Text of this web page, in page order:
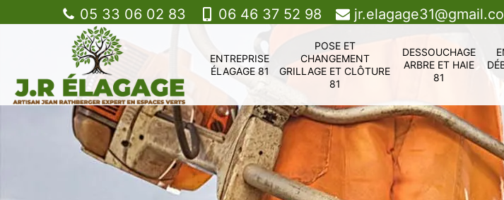
05 33 06 02 83 06 46 37 52 98
ENTREPRISE
ÉLAGAGE 81
POSE ET
CHANGEMENT
GRILLAGE ET CLÔTURE
81
DESSOUCHAGE
ARBRE ET HAIE
81